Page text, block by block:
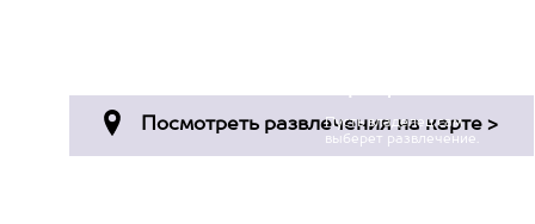
Пусть владелец сам
выберет развлечение.